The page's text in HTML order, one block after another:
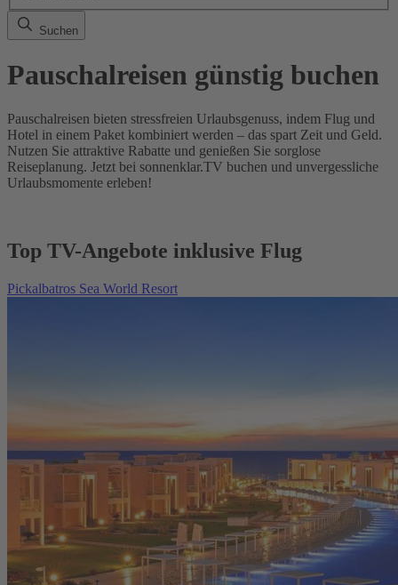
Suchen
Pauschalreisen günstig buchen
Pauschalreisen bieten stressfreien Urlaubsgenuss, indem Flug und
Hotel in einem Paket kombiniert werden – das spart Zeit und Geld.
Nutzen Sie attraktive Rabatte und genießen Sie sorglose
Reiseplanung. Jetzt bei sonnenklar.TV buchen und unvergessliche
Urlaubsmomente erleben!
Top TV-Angebote inklusive Flug
Pickalbatros Sea World Resort